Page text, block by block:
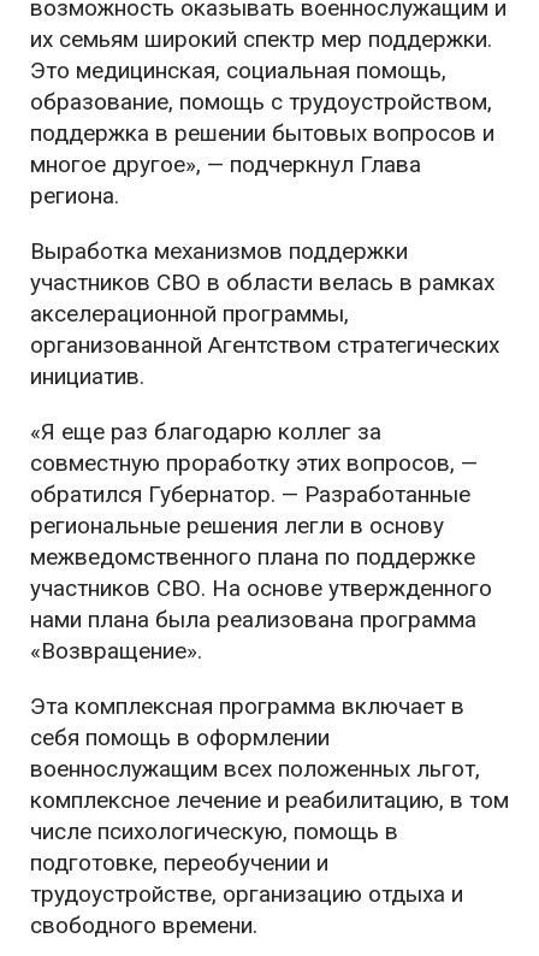
возможность оказывать военнослужащим и
их семьям широкий спектр мер поддержки.
Это медицинская, социальная помощь,
образование, помощь с трудоустройством,
поддержка в решении бытовых вопросов и
многое другое», — подчеркнул Глава
региона.
Выработка механизмов поддержки
участников СВО в области велась в рамках
акселерационной программы,
организованной Агентством стратегических
инициатив.
«Я еще раз благодарю коллег за
совместную проработку этих вопросов, —
обратился Губернатор. — Разработанные
региональные решения легли в основу
межведомственного плана по поддержке
участников СВО. На основе утвержденного
нами плана была реализована программа
«Возвращение».
Эта комплексная программа включает в
себя помощь в оформлении
военнослужащим всех положенных льгот,
комплексное лечение и реабилитацию, в том
числе психологическую, помощь в
подготовке, переобучении и
трудоустройстве, организацию отдыха и
свободного времени.